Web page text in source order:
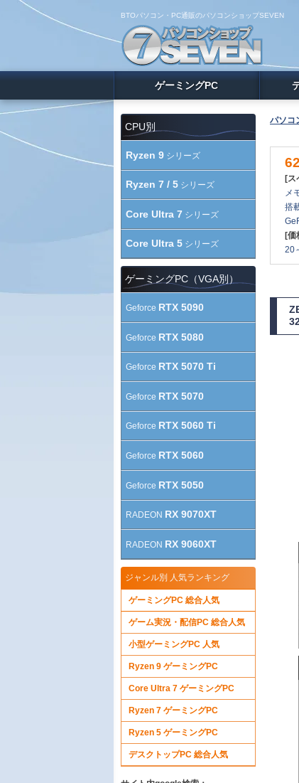
BTOパソコン・PC通販のパソコンショップSEVEN
ゲーミングPC
パソコ
62
[ス
メ
搭
[価
20
CPU別
Ryzen 9 シリーズ
Ryzen 7 / 5 シリーズ
Core Ultra 7 シリーズ
Core Ultra 5 シリーズ
ゲーミングPC（VGA別）
Geforce RTX 5090
Geforce RTX 5080
Geforce RTX 5070 Ti
Geforce RTX 5070
Geforce RTX 5060 Ti
Geforce RTX 5060
Geforce RTX 5050
RADEON RX 9070XT
RADEON RX 9060XT
ジャンル別 人気ランキング
ゲーミングPC 総合人気
ゲーム実況・配信PC 総合人気
小型ゲーミングPC 人気
Ryzen 9 ゲーミングPC
Core Ultra 7 ゲーミングPC
Ryzen 7 ゲーミングPC
Ryzen 5 ゲーミングPC
デスクトップPC 総合人気